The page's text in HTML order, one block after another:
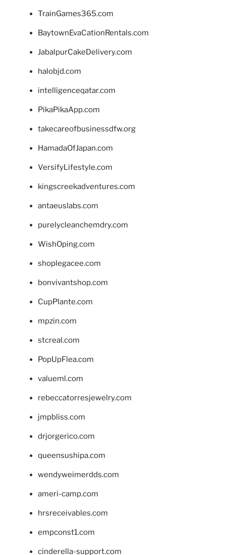
TrainGames365.com
BaytownEvaCationRentals.com
JabalpurCakeDelivery.com
halobjd.com
intelligenceqatar.com
PikaPikaApp.com
takecareofbusinessdfw.org
HamadaOfJapan.com
VersifyLifestyle.com
kingscreekadventures.com
antaeuslabs.com
purelycleanchemdry.com
WishOping.com
shoplegacee.com
bonvivantshop.com
CupPlante.com
mpzin.com
stcreal.com
PopUpFlea.com
valueml.com
rebeccatorresjewelry.com
jmpbliss.com
drjorgerico.com
queensushipa.com
wendyweimerdds.com
ameri-camp.com
hrsreceivables.com
empconst1.com
cinderella-support.com